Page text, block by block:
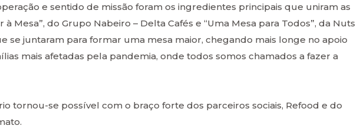
e sentido de missão foram os ingredientes principais que uniram as
à Mesa”, do Grupo Nabeiro – Delta Cafés e “Uma Mesa para Todos”, da Nuts
se juntaram para formar uma mesa maior, chegando mais longe no apoio
mais afetadas pela pandemia, onde todos somos chamados a fazer a
tornou-se possível com o braço forte dos parceiros sociais, Refood e do